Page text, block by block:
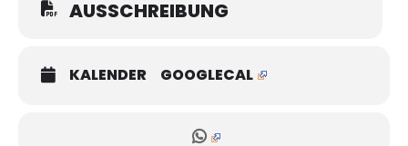
AUSSCHREIBUNG
KALENDER GOOGLECAL